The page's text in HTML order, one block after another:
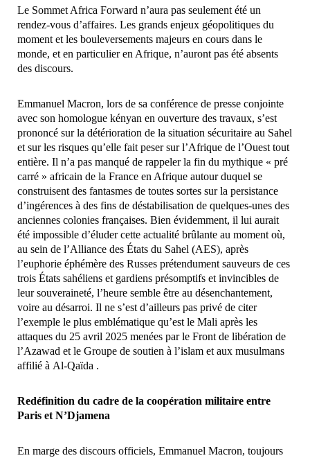
Le Sommet Africa Forward n’aura pas seulement été un
rendez-vous d’affaires. Les grands enjeux géopolitiques du
moment et les bouleversements majeurs en cours dans le
monde, et en particulier en Afrique, n’auront pas été absents
des discours.
Emmanuel Macron, lors de sa conférence de presse conjointe
avec son homologue kényan en ouverture des travaux, s’est
prononcé sur la détérioration de la situation sécuritaire au Sahel
et sur les risques qu’elle fait peser sur l’Afrique de l’Ouest tout
entière. Il n’a pas manqué de rappeler la fin du mythique « pré
carré » africain de la France en Afrique autour duquel se
construisent des fantasmes de toutes sortes sur la persistance
d’ingérences à des fins de déstabilisation de quelques-unes des
anciennes colonies françaises. Bien évidemment, il lui aurait
été impossible d’éluder cette actualité brûlante au moment où,
au sein de l’Alliance des États du Sahel (AES), après
l’euphorie éphémère des Russes prétendument sauveurs de ces
trois États sahéliens et gardiens présomptifs et invincibles de
leur souveraineté, l’heure semble être au désenchantement,
voire au désarroi. Il ne s’est d’ailleurs pas privé de citer
l’exemple le plus emblématique qu’est le Mali après les
attaques du 25 avril 2025 menées par le Front de libération de
l’Azawad et le Groupe de soutien à l’islam et aux musulmans
affilié à Al-Qaïda .
Redéfinition du cadre de la coopération militaire entre
Paris et N’Djamena
En marge des discours officiels, Emmanuel Macron, toujours